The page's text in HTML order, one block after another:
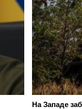
На Западе